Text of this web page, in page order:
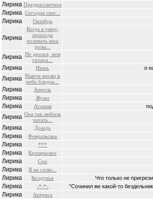
Лирика Предрассветное
Лирика Сегодня снег...
Лирика Октябрь
Лирика
Когда я умру,
приходи
поливать мои
розы...
Лирика Не дрожи, моя
гитара...
Лирика Июнь о
Лирика Нынче месяц в
небе бледен...
Лирика Апрель
Лирика Жуже
Лирика Агония
Лирика Она так любила
читать...
Лирика Дождь
Лирика Февральское
Лирика ***
Лирика Крещенское
Лирика Сон
Лирика Я не сплю...
Лирика Колдунья Что только не
Лирика -*-*- "Сочинил же какой-то
Лирика Актриса